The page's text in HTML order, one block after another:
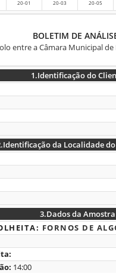
20-01 20-03 20-05
BOLETIM DE
entre a Câmara Municipal de
1.Identificação do
Identificação da Localidade
3.Dados da Amostra
FORNOS DE
14:00